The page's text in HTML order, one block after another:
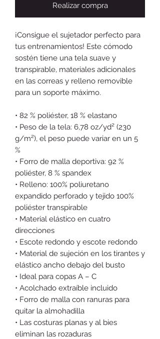
Realizar compra
¡Consigue el sujetador perfecto para
tus entrenamientos! Este cómodo
sostén tiene una tela suave y
transpirable, materiales adicionales
en las correas y relleno removible
para un soporte máximo.
• 82 % poliéster, 18 % elastano
• Peso de la tela: 6,78 oz/yd² (230
g/m²), el peso puede variar en un 5
%
• Forro de malla deportiva: 92 %
poliéster, 8 % spandex
• Relleno: 100% poliuretano
expandido perforado y tejido 100%
poliéster transpirable
• Material elástico en cuatro
direcciones
• Escote redondo y escote redondo
• Material de sujeción en los tirantes y
elástico ancho debajo del busto
• Ideal para copas A – C
• Acolchado extraíble incluido
• Forro de malla con ranuras para
quitar la almohadilla
• Las costuras planas y al bies
eliminan las rozaduras